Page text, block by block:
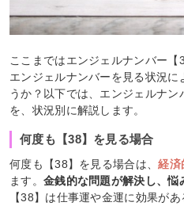
ここまではエンジェルナンバー【
エンジェルナンバーを見る状況に
うか？以下では、エンジェルナ
を、状況別に解説します。
何度も【38】を見る場合
何度も【38】を見る場合は、経済
ます。 金銭的な問題が解決し、悩
【38】は仕事運や金運に効果が